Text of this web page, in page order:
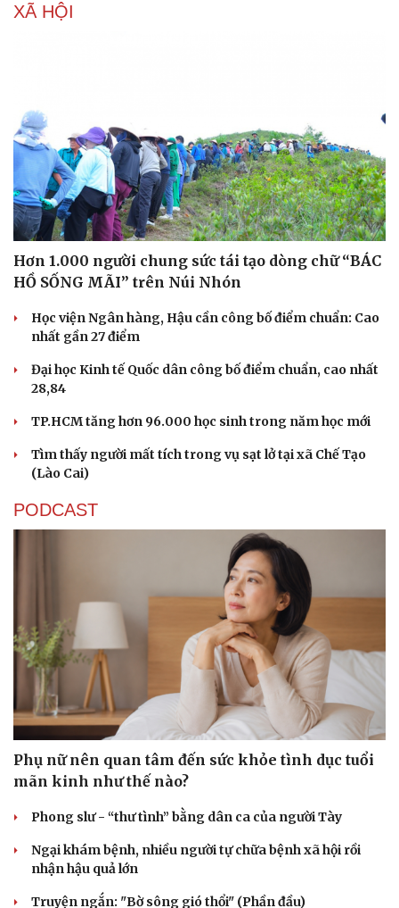
Văn hóa
Sân khấu - Điện ảnh
Văn học
Di sản
Giải trí
Thời trang
XÃ HỘI
Hơn 1.000 người chung sức tái tạo dòng chữ “BÁC
HỒ SỐNG MÃI” trên Núi Nhón
Học viện Ngân hàng, Hậu cần công bố điểm chuẩn: Cao
nhất gần 27 điểm
Đại học Kinh tế Quốc dân công bố điểm chuẩn, cao nhất
28,84
TP.HCM tăng hơn 96.000 học sinh trong năm học mới
Tìm thấy người mất tích trong vụ sạt lở tại xã Chế Tạo
(Lào Cai)
PODCAST
Phụ nữ nên quan tâm đến sức khỏe tình dục tuổi
mãn kinh như thế nào?
Phong slư - “thư tình” bằng dân ca của người Tày
Ngại khám bệnh, nhiều người tự chữa bệnh xã hội rồi
nhận hậu quả lớn
Truyện ngắn: "Bờ sông gió thổi" (Phần đầu)